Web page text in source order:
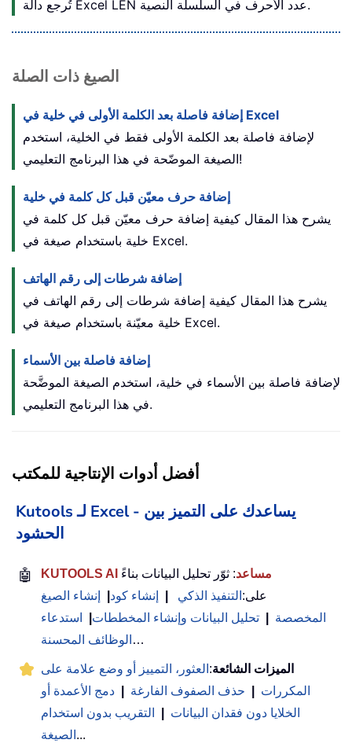
تُرجع دالة Excel LEN عدد الأحرف في السلسلة النصية.
الصيغ ذات الصلة
إضافة فاصلة بعد الكلمة الأولى في خلية في Excel
لإضافة فاصلة بعد الكلمة الأولى فقط في الخلية، استخدم
الصيغة الموضّحة في هذا البرنامج التعليمي!
إضافة حرف معيّن قبل كل كلمة في خلية
يشرح هذا المقال كيفية إضافة حرف معيّن قبل كل كلمة في
خلية باستخدام صيغة في Excel.
إضافة شرطات إلى رقم الهاتف
يشرح هذا المقال كيفية إضافة شرطات إلى رقم الهاتف في
خلية معيّنة باستخدام صيغة في Excel.
إضافة فاصلة بين الأسماء
لإضافة فاصلة بين الأسماء في خلية، استخدم الصيغة الموضَّحة
في هذا البرنامج التعليمي.
أفضل أدوات الإنتاجية للمكتب
Kutools لـ Excel - يساعدك على التميز بين
الحشود
🤖 KUTOOLS AI مساعد: ثوّر تحليل البيانات بناءً
على: التنفيذ الذكي إنشاء كود
إنشاء الصيغ
المخصصة
تحليل البيانات وإنشاء المخططات
استدعاء
الوظائف المحسنة …
الميزات الشائعة: العثور، التمييز أو وضع علامة على
المكررات
حذف الصفوف الفارغة
دمج الأعمدة أو
الخلايا دون فقدان البيانات
التقريب بدون استخدام
الصيغة ...